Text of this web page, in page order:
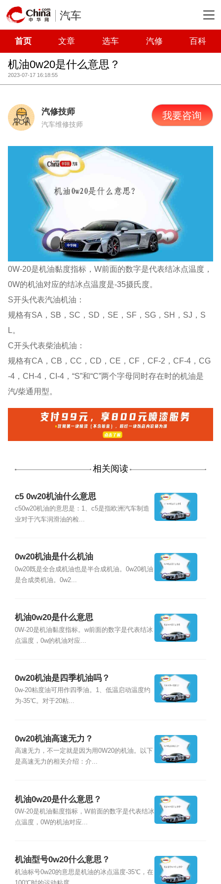
汽车
首页 文章 选车 汽修 百科
机油0w20是什么意思？
2023-07-17 16:18:55
汽修技师
汽车维修技师
我要咨询
0W-20是机油黏度指标，W前面的数字是代表结冰点温度，
0W的机油对应的结冰点温度是-35摄氏度。
S开头代表汽油机油：
规格有SA，SB，SC，SD，SE，SF，SG，SH，SJ，S
L。
C开头代表柴油机油：
规格有CA，CB，CC，CD，CE，CF，CF-2，CF-4，CG
-4，CH-4，CI-4，“S”和“C”两个字母同时存在时的机油是
汽/柴通用型。
相关阅读
c5 0w20机油什么意思
c50w20机油的意思是：1、c5是指欧洲汽车制造
业对于汽车润滑油的检...
0w20机油是什么机油
0w20既是全合成机油也是半合成机油。0w20机油
是合成类机油。0w2...
机油0w20是什么意思
0W-20是机油黏度指标。w前面的数字是代表结冰
点温度，0w的机油对应...
0w20机油是四季机油吗？
0w-20粘度油可用作四季油。1、低温启动温度约
为-35℃。对于20粘...
0w20机油高速无力？
高速无力，不一定就是因为用0W20的机油。以下
是高速无力的相关介绍：介...
机油0w20是什么意思？
0W-20是机油黏度指标，W前面的数字是代表结冰
点温度，0W的机油对应...
机油型号0w20什么意思？
机油标号0w20的意思是机油的冰点温度-35℃，在